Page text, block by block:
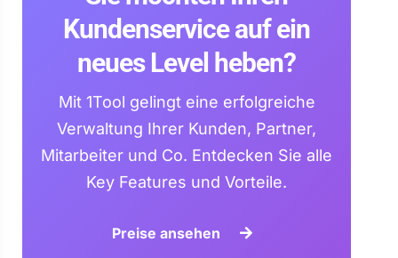
Kundenservice auf ein
neues Level heben?
Mit 1Tool gelingt eine erfolgreiche
Verwaltung Ihrer Kunden, Partner,
Mitarbeiter und Co. Entdecken Sie alle
Key Features und Vorteile.
Preise ansehen